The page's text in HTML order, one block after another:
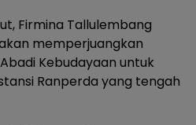
Firmina Tallulembang
memperjuangkan
Kebudayaan untuk
Ranperda yang tengah